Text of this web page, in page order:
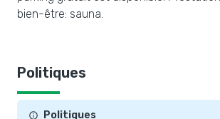
bien-être: sauna.
Politiques
Politiques